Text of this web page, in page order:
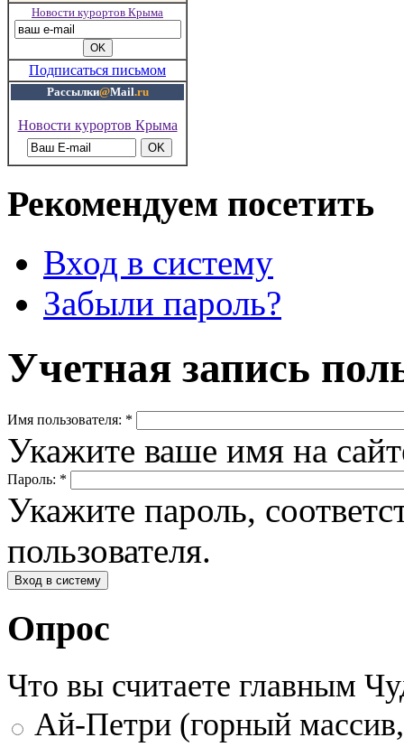
Новости курортов Крыма
Подписаться письмом
Рассылки@Mail.ru
Новости курортов Крыма
Рекомендуем посетить
Вход в систему
Забыли пароль?
Учетная запись
Имя пользователя: *
Укажите ваше имя на
Пароль: *
Укажите пароль,
пользователя.
Опрос
Что вы считаете главным
Ай-Петри (горный